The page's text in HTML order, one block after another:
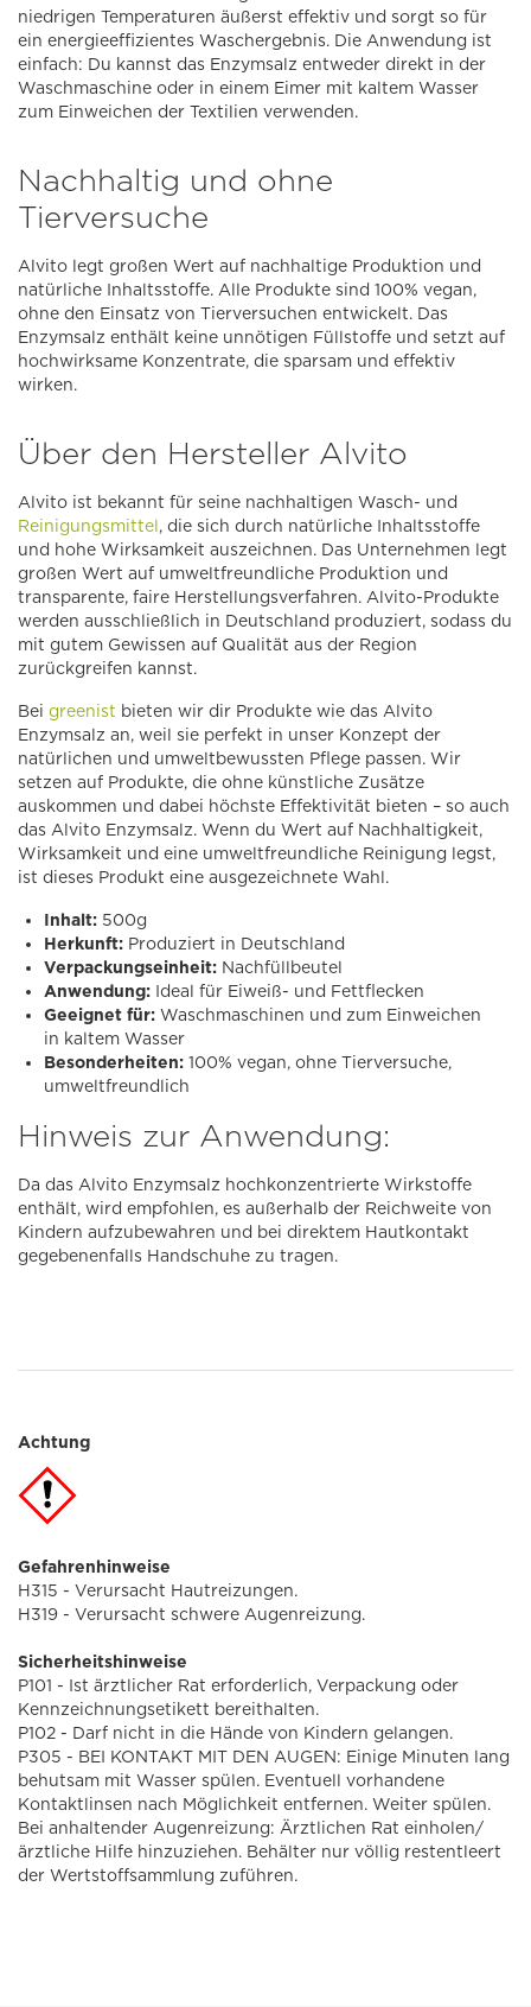
niedrigen Temperaturen äußerst effektiv und sorgt so für
ein energieeffizientes Waschergebnis. Die Anwendung ist
einfach: Du kannst das Enzymsalz entweder direkt in der
Waschmaschine oder in einem Eimer mit kaltem Wasser
zum Einweichen der Textilien verwenden.
Nachhaltig und ohne
Tierversuche
Alvito legt großen Wert auf nachhaltige Produktion und
natürliche Inhaltsstoffe. Alle Produkte sind 100% vegan,
ohne den Einsatz von Tierversuchen entwickelt. Das
Enzymsalz enthält keine unnötigen Füllstoffe und setzt auf
hochwirksame Konzentrate, die sparsam und effektiv
wirken.
Über den Hersteller Alvito
Alvito ist bekannt für seine nachhaltigen Wasch- und
Reinigungsmittel, die sich durch natürliche Inhaltsstoffe
und hohe Wirksamkeit auszeichnen. Das Unternehmen legt
großen Wert auf umweltfreundliche Produktion und
transparente, faire Herstellungsverfahren. Alvito-Produkte
werden ausschließlich in Deutschland produziert, sodass du
mit gutem Gewissen auf Qualität aus der Region
zurückgreifen kannst.
Bei greenist bieten wir dir Produkte wie das Alvito
Enzymsalz an, weil sie perfekt in unser Konzept der
natürlichen und umweltbewussten Pflege passen. Wir
setzen auf Produkte, die ohne künstliche Zusätze
auskommen und dabei höchste Effektivität bieten – so auch
das Alvito Enzymsalz. Wenn du Wert auf Nachhaltigkeit,
Wirksamkeit und eine umweltfreundliche Reinigung legst,
ist dieses Produkt eine ausgezeichnete Wahl.
Inhalt: 500g
Herkunft: Produziert in Deutschland
Verpackungseinheit: Nachfüllbeutel
Anwendung: Ideal für Eiweiß- und Fettflecken
Geeignet für: Waschmaschinen und zum Einweichen
in kaltem Wasser
Besonderheiten: 100% vegan, ohne Tierversuche,
umweltfreundlich
Hinweis zur Anwendung:
Da das Alvito Enzymsalz hochkonzentrierte Wirkstoffe
enthält, wird empfohlen, es außerhalb der Reichweite von
Kindern aufzubewahren und bei direktem Hautkontakt
gegebenenfalls Handschuhe zu tragen.
Achtung
Gefahrenhinweise
H315 - Verursacht Hautreizungen.
H319 - Verursacht schwere Augenreizung.
Sicherheitshinweise
P101 - Ist ärztlicher Rat erforderlich, Verpackung oder
Kennzeichnungsetikett bereithalten.
P102 - Darf nicht in die Hände von Kindern gelangen.
P305 - BEI KONTAKT MIT DEN AUGEN: Einige Minuten lang
behutsam mit Wasser spülen. Eventuell vorhandene
Kontaktlinsen nach Möglichkeit entfernen. Weiter spülen.
Bei anhaltender Augenreizung: Ärztlichen Rat einholen/
ärztliche Hilfe hinzuziehen. Behälter nur völlig restentleert
der Wertstoffsammlung zuführen.